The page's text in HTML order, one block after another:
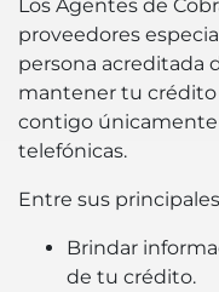
Los Agentes de
proveedores
persona acreditada
mantener tu crédito
contigo
telefónicas.
Entre sus
Brindar
de tu crédito.